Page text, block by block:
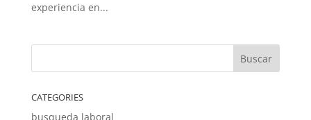
experiencia en...
CATEGORIES
busqueda laboral